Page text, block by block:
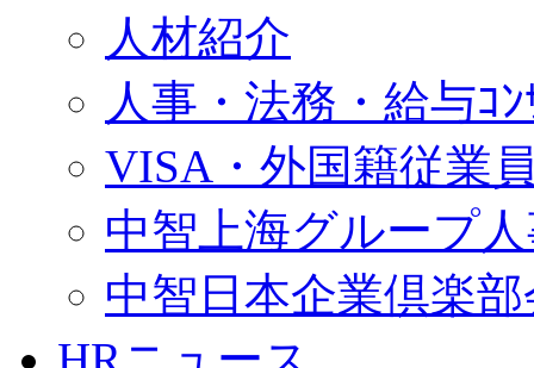
人材紹介
人事・法務・給与ｺﾝ
VISA・外国籍従業
中智上海グループ
中智日本企業倶楽